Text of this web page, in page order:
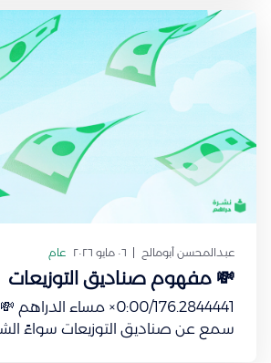
نموذج ذكاء اصطناعي: *
أستثمر؟” وخلال ثوانٍ
عبدالمحسن أبومالح ٠٦ مايو ٢٠٢٦ عام
💸 مفهوم صناديق التوزيعات
سمع عن صناديق التوزيعات سواءً